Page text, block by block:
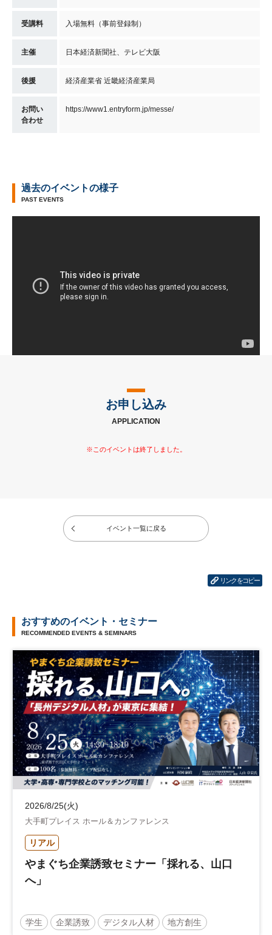
受講料 入場無料（事前登録制）
主催 日本経済新聞社、テレビ大阪
後援 経済産業省 近畿経済産業局
お問い
合わせ
https://www1.entryform.jp/messe/
過去のイベントの様子
PAST EVENTS
お申し込み
APPLICATION
イベント一覧に戻る
リンクをコピー
おすすめのイベント・セミナー
RECOMMENDED EVENTS & SEMINARS
2026/8/25(火)
大手町プレイス ホール＆カンファレンス
リアル
やまぐち企業誘致セミナー「採れる、山口
へ」
学生 企業誘致 デジタル人材 地方創生